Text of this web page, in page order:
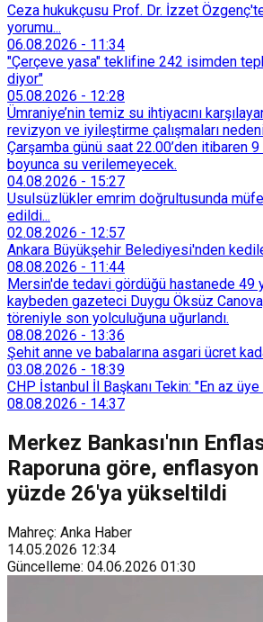
Ceza hukukçusu Prof. Dr. İzzet
yorumu...
06.08.2026 - 11:34
"Çerçeve yasa" teklifine 242 isimden
diyor"
05.08.2026 - 12:28
Ümraniye’nin temiz su ihtiyacını
revizyon ve iyileştirme çalışmaları
Çarşamba günü saat 22.00’den itibaren
boyunca su verilemeyecek.
04.08.2026 - 15:27
Usulsüzlükler emrim doğrultusunda
edildi...
02.08.2026 - 12:57
Ankara Büyükşehir Belediyesi'nden
08.08.2026 - 11:44
Mersin'de tedavi gördüğü hastanede 49
kaybeden gazeteci Duygu Öksüz
töreniyle son yolculuğuna uğurlandı.
08.08.2026 - 13:36
Şehit anne ve babalarına asgari ücret
03.08.2026 - 18:39
CHP İstanbul İl Başkanı Tekin: "En az
08.08.2026 - 14:37
Merkez Bankası'nın
Raporuna göre,
yüzde 26'ya yükseltildi
Mahreç: Anka Haber
14.05.2026 12:34
Güncelleme: 04.06.2026 01:30